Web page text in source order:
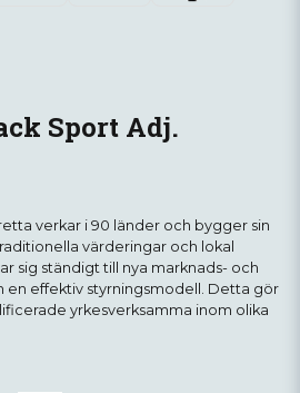
Sport Adj.
verkar i 90 länder och bygger sin
värderingar och lokal
sig ständigt till nya marknads- och
en effektiv styrningsmodell. Detta gör
yrkesverksamma inom olika